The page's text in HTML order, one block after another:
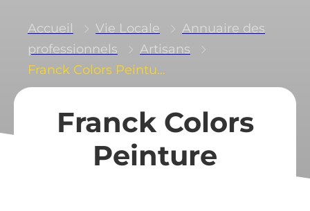
Accueil Vie Locale
Annuaire des
professionnels
Artisans
Franck Colors Peinture
Franck Colors
Peinture